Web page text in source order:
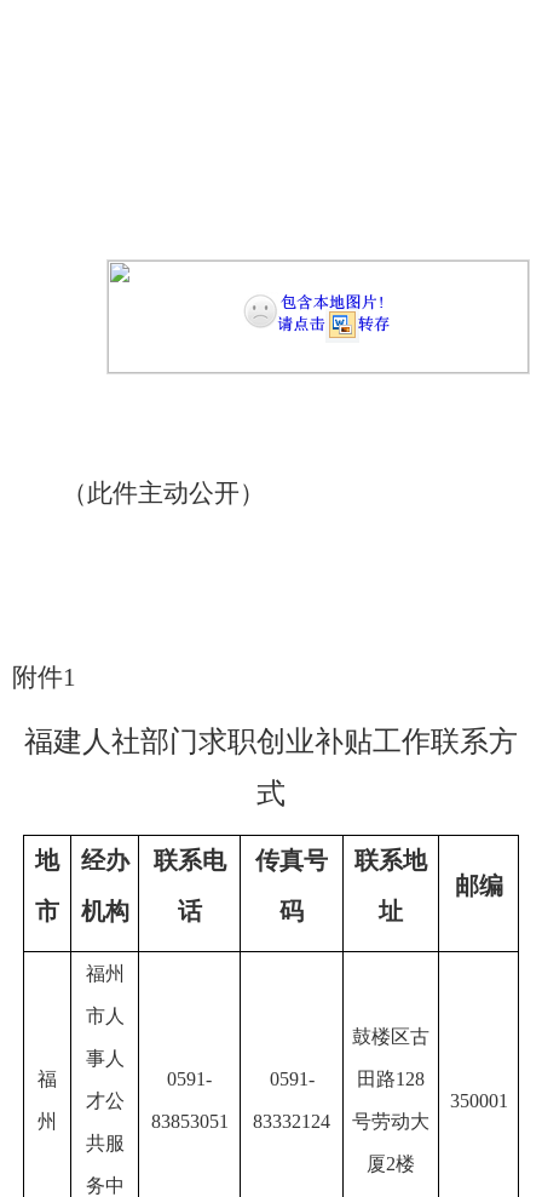
（此件主动公开）
附件1
福建 人社部门求职创业补贴工作联系方
式
地
市
经办
机构
联系电
话
传真号
码
联系地
址
邮编
福
州
福州
市人
事人
才公
共服
务中
0591-
83853051
0591-
83332124
鼓楼区古
田路128
号劳动大
厦2楼
350001